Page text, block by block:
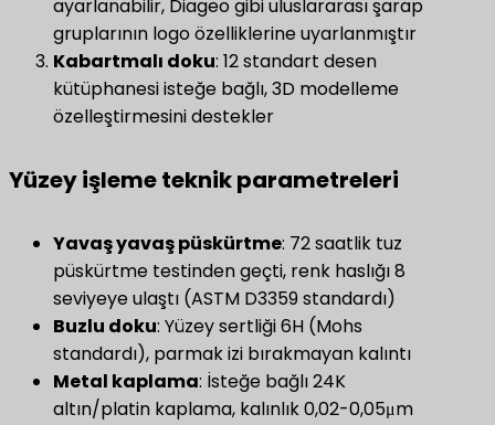
ayarlanabilir, Diageo gibi uluslararası şarap
gruplarının logo özelliklerine uyarlanmıştır
Kabartmalı doku​: 12 standart desen
kütüphanesi isteğe bağlı, 3D modelleme
özelleştirmesini destekler
Yüzey işleme teknik parametreleri
​Yavaş yavaş püskürtme​​: 72 saatlik tuz
püskürtme testinden geçti, renk haslığı 8
seviyeye ulaştı (ASTM D3359 standardı)
​Buzlu doku​​: Yüzey sertliği 6H (Mohs
standardı), parmak izi bırakmayan kalıntı
​Metal kaplama​​: İsteğe bağlı 24K
altın/platin kaplama, kalınlık 0,02-0,05μm